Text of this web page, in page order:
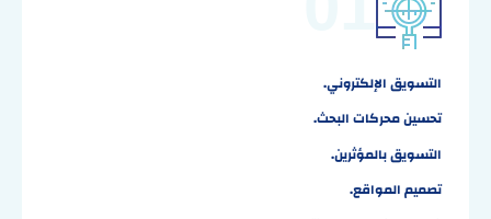
التسويق الإلكتروني.
تحسين محركات البحث.
التسويق بالمؤثرين.
تصميم المواقع.